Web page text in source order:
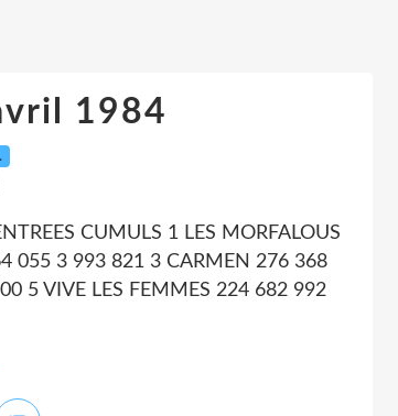
1984
CUMULS 1 LES MORFALOUS
055 3 993 821 3 CARMEN 276 368
5 VIVE LES FEMMES 224 682 992